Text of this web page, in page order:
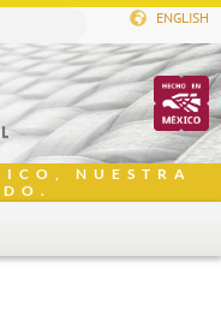
ENGLISH
NUESTRA